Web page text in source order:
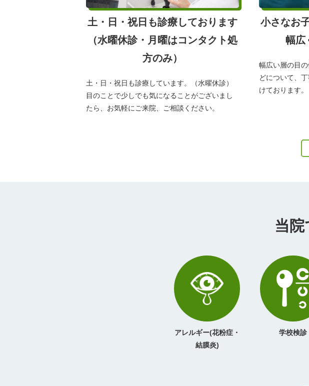
土・日・祝日も診療しております
（水曜休診・月曜はコンタクト処
方のみ）
土・日・祝日も診療しています。（水曜休診）
目のことで少しでも気になることがございまし
たら、お気軽にご来院、ご相談ください。
小さなお
幅広
幅広い層の目
どについて、
けております。
当院
アレルギー(花粉症・
結膜炎)
学校検診